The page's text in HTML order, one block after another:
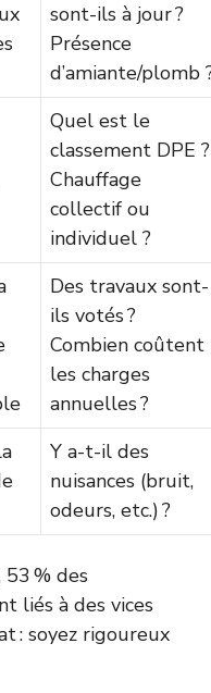
sont-ils à jour ?
Présence
d’amiante/plomb
Quel est le
classement DPE ?
Chauffage
collectif ou
individuel ?
Des travaux sont-
ils votés ?
Combien coûtent
les charges
annuelles ?
Y a-t-il des
nuisances (bruit,
odeurs, etc.) ?
% des
liés à des vices
: soyez rigoureux